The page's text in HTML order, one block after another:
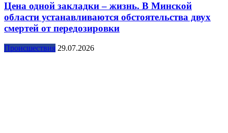
Цена одной закладки – жизнь. В Минской
области устанавливаются обстоятельства двух
смертей от передозировки
Происшествия 29.07.2026